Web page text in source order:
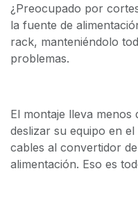
¿Preocupado por
la fuente de
rack, manteniéndolo
problemas.
El montaje lleva menos
deslizar su equipo en
cables al convertidor
alimentación. Eso es